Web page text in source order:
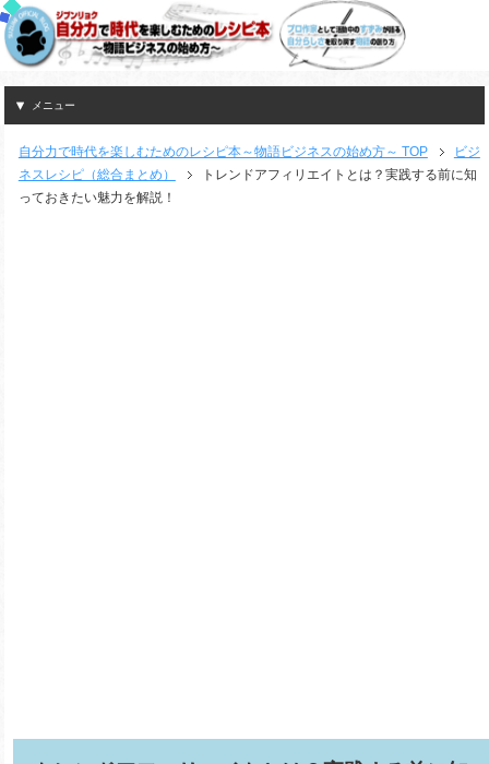
メニュー
自分力で時代を楽しむためのレシピ本～物語ビジネスの始め方～ TOP
ビジ
ネスレシピ（総合まとめ）
トレンドアフィリエイトとは？実践する前に知
っておきたい魅力を解説！